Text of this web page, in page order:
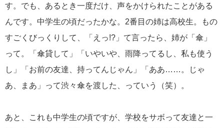
す。でも、あるとき一度だけ、声をかけられたことがある
んです。中学生の頃だったかな。2番目の姉は高校生。もの
すごくびっくりして、「えっ!?」て言ったら、姉が「傘」
って。「傘貸して」「いやいや、雨降ってるし、私も使う
し」「お前の友達、持ってんじゃん」「ああ……。じゃ
あ、まあ」って渋々傘を渡した、っていう（笑）。
あと、これも中学生の頃ですが、学校をサボって友達と一